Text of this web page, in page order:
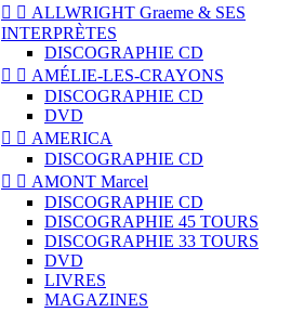
  ALLWRIGHT Graeme & SES
INTERPRÈTES
DISCOGRAPHIE CD
  AMÉLIE-LES-CRAYONS
DISCOGRAPHIE CD
DVD
  AMERICA
DISCOGRAPHIE CD
  AMONT Marcel
DISCOGRAPHIE CD
DISCOGRAPHIE 45 TOURS
DISCOGRAPHIE 33 TOURS
DVD
LIVRES
MAGAZINES